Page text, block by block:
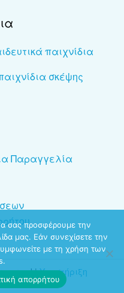
παιχνίδια
σκέψης
Παραγγελία
|Υποστήριξη
dezitech.
σας προσφέρουμε την
μας. Εάν συνεχίσετε την
με τη χρήση των
απορρήτου